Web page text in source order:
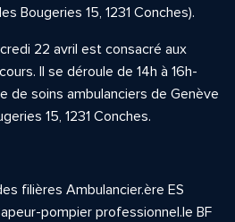
Bougeries 15, 1231 Conches).
22 avril est consacré aux
Il se déroule de 14h à 16h-
de soins ambulanciers de Genève
15, 1231 Conches.
filières Ambulancier.ère ES
pompier professionnel.le BF